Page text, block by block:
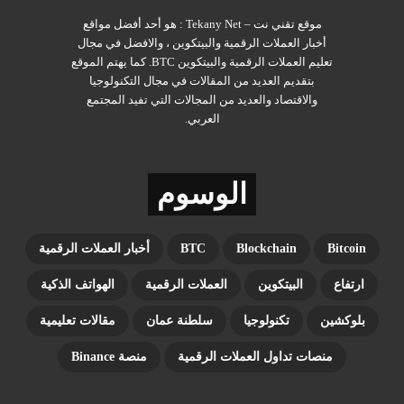
(USDC) إلى أول سلسلة مفاتيح متوافقة مع Ethereum Virtual
Machine (EVM) على الهاتف المحمول، مما يسمح بثاني أكبر عملة
مستقرة مرتبطة بالدولار الأمريكي حسب السوق. الكتابة بالأحرف
الكبيرة ليتم إطلاقها أصلاً على Celo.
الأيام السبعة الماضية، فضلاً عن تسجيل مكاسب متراكمة بنسبة
حديثة.
التوكن الأصلي لقاعدة بيانات blockchain متعددة الطبقات وقاعدة
موقع تقني نت – Tekany Net : هو أحد أفضل مواقع
أخبار العملات الرقمية والبيتكوين ، والافضل في مجال
تعليم العملات الرقمية والبيتكوين BTC. كما يهتم الموقع
بتقديم العديد من المقالات في مجال التكنولوجيا
والاقتصاد والعديد من المجالات التي تفيد المجتمع
العربي.
الوسوم
Bitcoin
Blockchain
BTC أخبار العملات الرقمية
ارتفاع البيتكوين العملات الرقمية الهواتف الذكية
بلوكشين تكنولوجيا سلطنة عمان مقالات تعليمية
منصات تداول العملات الرقمية منصة Binance